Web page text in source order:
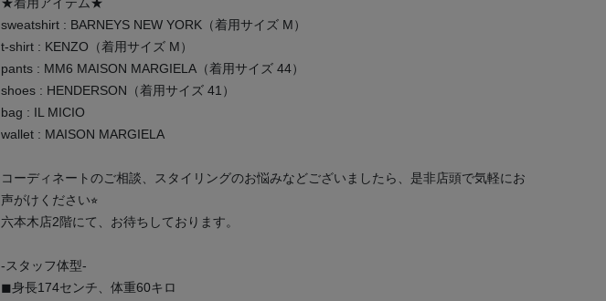
sweatshirt : BARNEYS NEW YORK（着用サイズ M）
t-shirt : KENZO（着用サイズ M）
pants : MM6 MAISON MARGIELA（着用サイズ 44）
shoes : HENDERSON（着用サイズ 41）
bag : IL MICIO
wallet : MAISON MARGIELA
コーディネートのご相談、スタイリングのお悩みなどございましたら、是非店頭で気軽にお
声がけください⭐︎
六本木店2階にて、お待ちしております。
-スタッフ体型-
◼︎身長174センチ、体重60キロ